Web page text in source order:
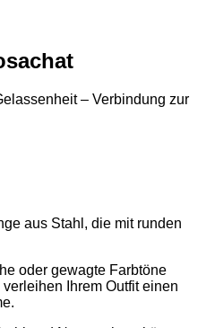
– Verbindung zur
aus Stahl, die mit runden
oder gewagte Farbtöne
Ihrem Outfit einen